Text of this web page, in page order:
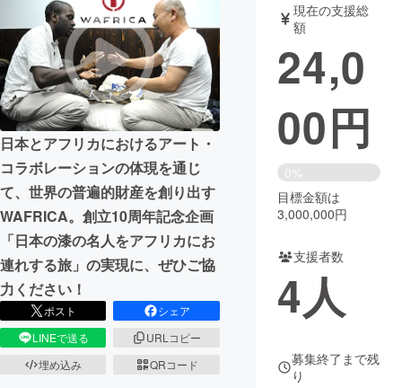
テクノロジー・ガジェット
映像・映画 書籍・雑誌
ビジネス・起業 チャレンジ
まちづくり・地域活性化
CAMPFIRE for Social Good
CAMPFIRE Creation
CAMPFIREふるさと納税machi-ya コミュニティ
日本とアフリカにおけるアート・
コラボレーションの体現を通じ
て、世界の普遍的財産を創り出す
WAFRICA。創立10周年記念企画
「日本の漆の名人をアフリカにお
連れする旅」の実現に、ぜひご協
力ください！
ポスト
シェア
LINEで送る
URLコピー
埋め込み
QRコード
現在の支援総
額
24,0
00円
0%
目標金額は
3,000,000円
支援者数
4人
募集終了まで残
り